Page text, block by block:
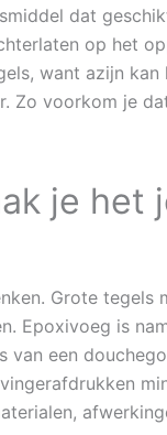
dat
op het
want azijn
voorkom je
je het
Grote tegels
Epoxivoeg is
een